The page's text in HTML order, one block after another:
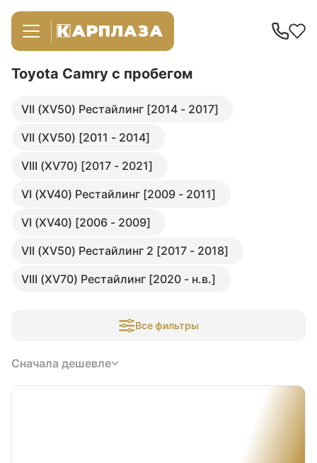
Toyota Camry с пробегом
VII (XV50) Рестайлинг [2014 - 2017]
VII (XV50) [2011 - 2014]
VIII (XV70) [2017 - 2021]
VI (XV40) Рестайлинг [2009 - 2011]
VI (XV40) [2006 - 2009]
VII (XV50) Рестайлинг 2 [2017 - 2018]
VIII (XV70) Рестайлинг [2020 - н.в.]
Все фильтры
Сначала дешевле